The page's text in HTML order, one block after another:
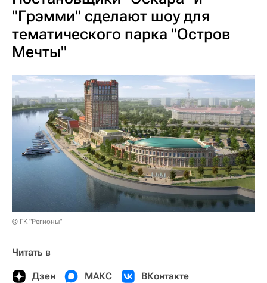
"Грэмми" сделают шоу для
тематического парка "Остров
Мечты"
© ГК "Регионы"
Читать в
Дзен МАКС ВКонтакте